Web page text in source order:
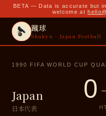
BETA — Data is accurate but
welcome at
蹴球
Shukyu · Japan Football
1990 FIFA WORLD CUP
Japan
日本代表
0